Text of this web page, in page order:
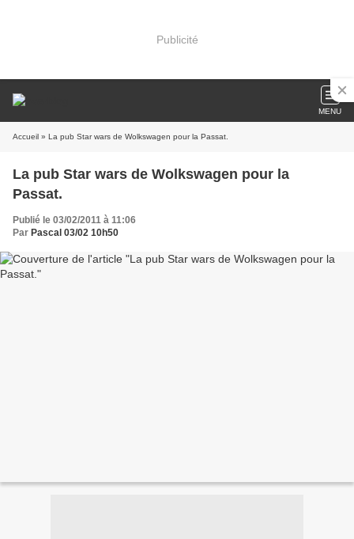
Publicité
MENU
Accueil » La pub Star wars de Wolkswagen pour la Passat.
La pub Star wars de Wolkswagen pour la
Passat.
Publié le 03/02/2011 à 11:06
Par Pascal 03/02 10h50